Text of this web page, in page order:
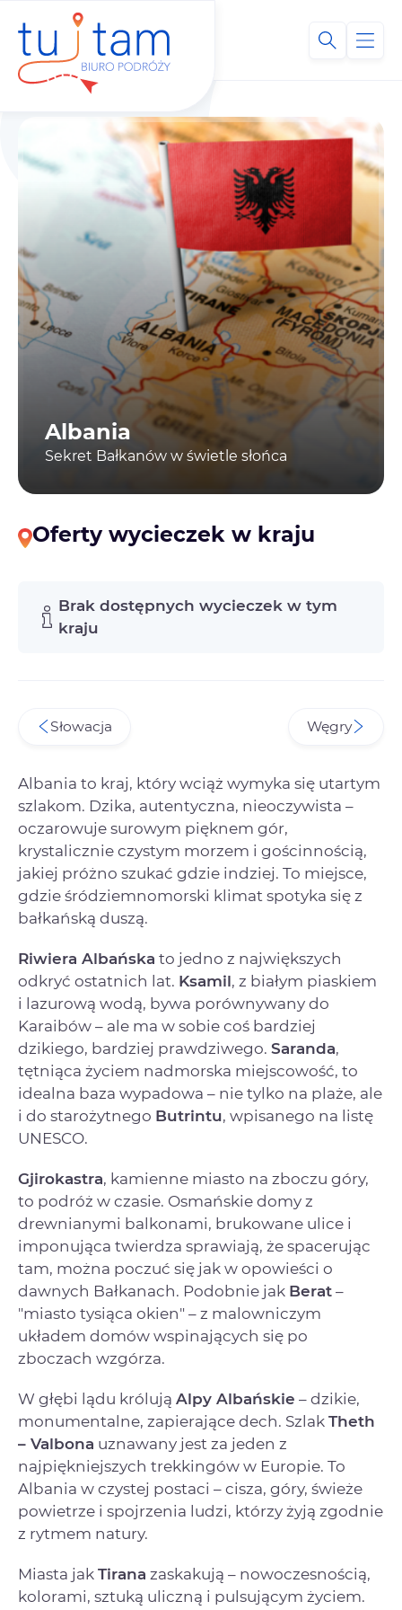
Albania
Sekret Bałkanów w świetle słońca
Oferty wycieczek w kraju
Brak dostępnych wycieczek w tym
kraju
Słowacja Węgry
Albania to kraj, który wciąż wymyka się utartym
szlakom. Dzika, autentyczna, nieoczywista –
oczarowuje surowym pięknem gór,
krystalicznie czystym morzem i gościnnością,
jakiej próżno szukać gdzie indziej. To miejsce,
gdzie śródziemnomorski klimat spotyka się z
bałkańską duszą.
Riwiera Albańska to jedno z największych
odkryć ostatnich lat. Ksamil, z białym piaskiem
i lazurową wodą, bywa porównywany do
Karaibów – ale ma w sobie coś bardziej
dzikiego, bardziej prawdziwego. Saranda,
tętniąca życiem nadmorska miejscowość, to
idealna baza wypadowa – nie tylko na plaże, ale
i do starożytnego Butrintu, wpisanego na listę
UNESCO.
Gjirokastra, kamienne miasto na zboczu góry,
to podróż w czasie. Osmańskie domy z
drewnianymi balkonami, brukowane ulice i
imponująca twierdza sprawiają, że spacerując
tam, można poczuć się jak w opowieści o
dawnych Bałkanach. Podobnie jak Berat –
"miasto tysiąca okien" – z malowniczym
układem domów wspinających się po
zboczach wzgórza.
W głębi lądu królują Alpy Albańskie – dzikie,
monumentalne, zapierające dech. Szlak Theth
– Valbona uznawany jest za jeden z
najpiękniejszych trekkingów w Europie. To
Albania w czystej postaci – cisza, góry, świeże
powietrze i spojrzenia ludzi, którzy żyją zgodnie
z rytmem natury.
Miasta jak Tirana zaskakują – nowoczesnością,
kolorami, sztuką uliczną i pulsującym życiem.